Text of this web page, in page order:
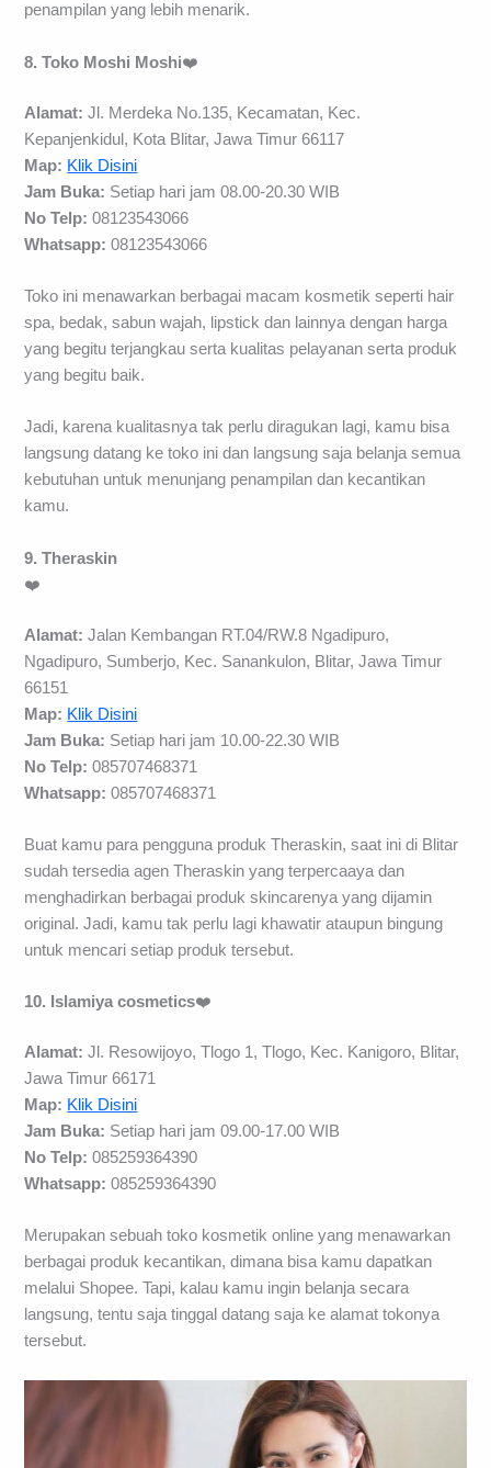
penampilan yang lebih menarik.
8. Toko Moshi Moshi❤️
Alamat: Jl. Merdeka No.135, Kecamatan, Kec.
Kepanjenkidul, Kota Blitar, Jawa Timur 66117
Map: Klik Disini
Jam Buka: Setiap hari jam 08.00-20.30 WIB
No Telp: 08123543066
Whatsapp: 08123543066
Toko ini menawarkan berbagai macam kosmetik seperti hair
spa, bedak, sabun wajah, lipstick dan lainnya dengan harga
yang begitu terjangkau serta kualitas pelayanan serta produk
yang begitu baik.
Jadi, karena kualitasnya tak perlu diragukan lagi, kamu bisa
langsung datang ke toko ini dan langsung saja belanja semua
kebutuhan untuk menunjang penampilan dan kecantikan
kamu.
9. Theraskin
❤️
Alamat: Jalan Kembangan RT.04/RW.8 Ngadipuro,
Ngadipuro, Sumberjo, Kec. Sanankulon, Blitar, Jawa Timur
66151
Map: Klik Disini
Jam Buka: Setiap hari jam 10.00-22.30 WIB
No Telp: 085707468371
Whatsapp: 085707468371
Buat kamu para pengguna produk Theraskin, saat ini di Blitar
sudah tersedia agen Theraskin yang terpercaaya dan
menghadirkan berbagai produk skincarenya yang dijamin
original. Jadi, kamu tak perlu lagi khawatir ataupun bingung
untuk mencari setiap produk tersebut.
10. Islamiya cosmetics❤️
Alamat: Jl. Resowijoyo, Tlogo 1, Tlogo, Kec. Kanigoro, Blitar,
Jawa Timur 66171
Map: Klik Disini
Jam Buka: Setiap hari jam 09.00-17.00 WIB
No Telp: 085259364390
Whatsapp: 085259364390
Merupakan sebuah toko kosmetik online yang menawarkan
berbagai produk kecantikan, dimana bisa kamu dapatkan
melalui Shopee. Tapi, kalau kamu ingin belanja secara
langsung, tentu saja tinggal datang saja ke alamat tokonya
tersebut.